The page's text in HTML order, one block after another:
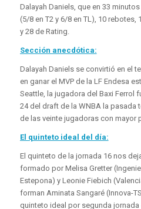
Dalayah Daniels, que en 33
(5/8 en T2 y 6/8 en TL), 10
y 28 de Rating.
Sección anecdótica:
Dalayah Daniels se convirtió en el
en ganar el MVP de la LF Endesa
Seattle, la jugadora del Baxi Ferrol
24 del draft de la WNBA la pasada
de las veinte jugadoras con
El quinteto ideal del día:
El quinteto de la jornada 16 nos
formado por Melisa Gretter
Estepona) y Leonie Fiebich
forman Aminata Sangaré (Innova-
quinteto ideal por segunda jornada